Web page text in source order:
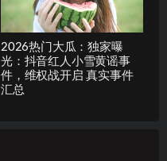
2026热门大瓜：独家曝
光：抖音红人小雪黄谣事
件，维权战开启 真实事件
汇总